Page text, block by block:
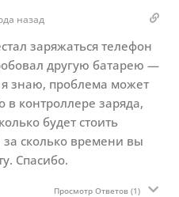
назад
заряжаться телефон
другую батарею —
я знаю, проблема может
контроллере заряда,
будет стоить
сколько времени вы
Спасибо.
Просмотр Ответов(1)